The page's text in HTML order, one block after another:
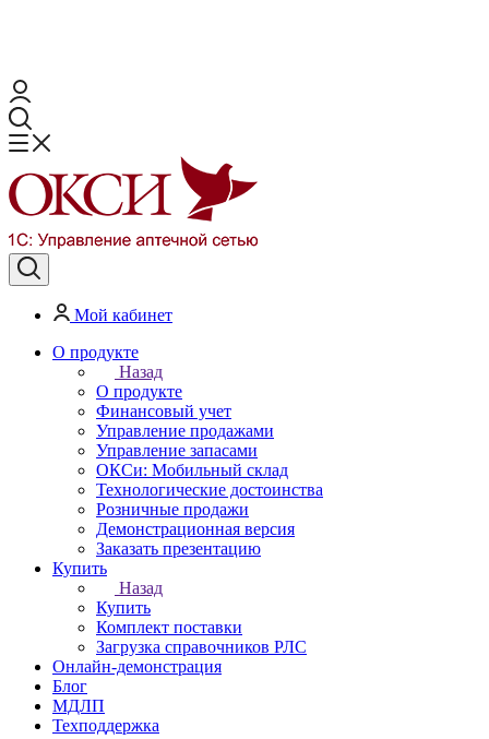
Мой кабинет
О продукте
Назад
О продукте
Финансовый учет
Управление продажами
Управление запасами
ОКСи: Мобильный склад
Технологические достоинства
Розничные продажи
Демонстрационная версия
Заказать презентацию
Купить
Назад
Купить
Комплект поставки
Загрузка справочников РЛС
Онлайн-демонстрация
Блог
МДЛП
Техподдержка